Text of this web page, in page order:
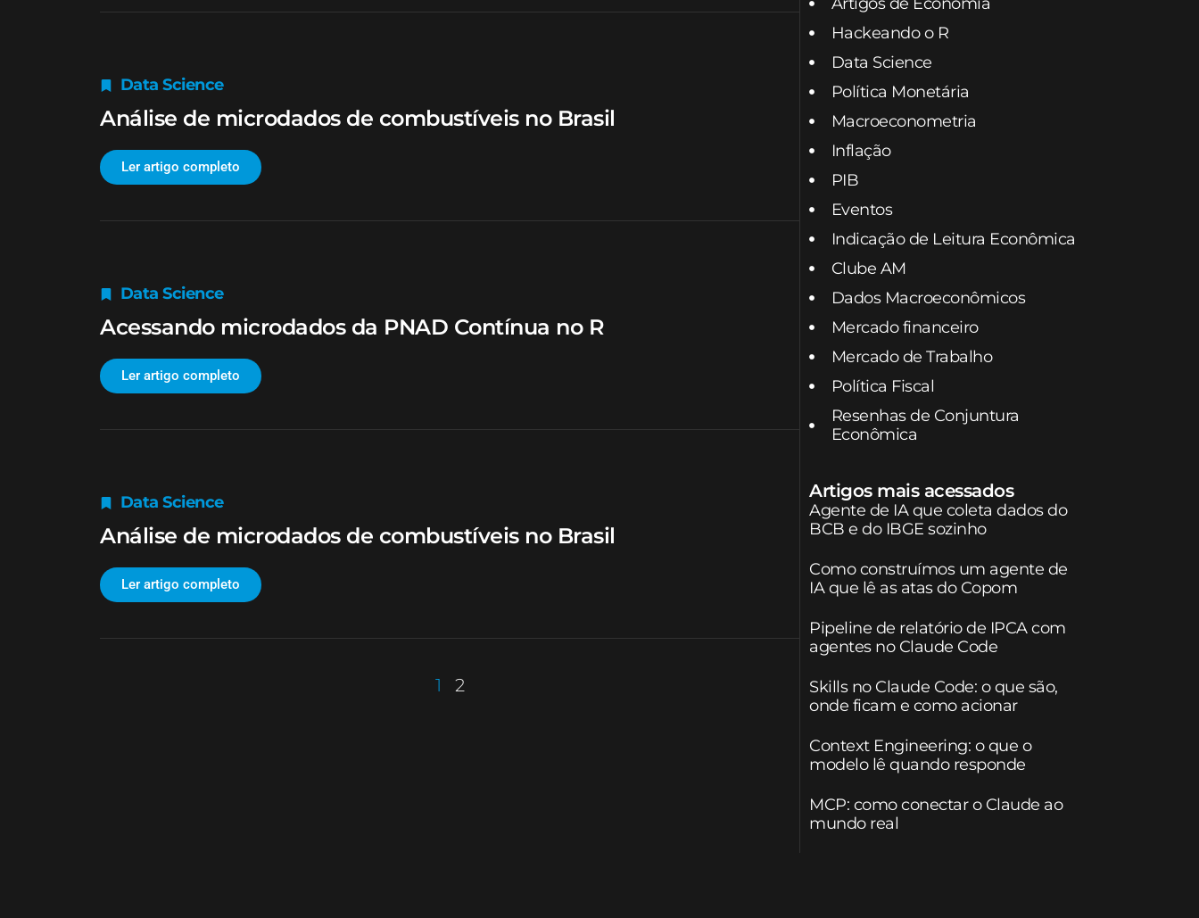
Data Science
Análise de microdados de combustíveis no Brasil
Ler artigo completo
Data Science
Acessando microdados da PNAD Contínua no R
Ler artigo completo
Data Science
Análise de microdados de combustíveis no Brasil
Ler artigo completo
1 2
Hackeando o R
Data Science
Política Monetária
Macroeconometria
Inflação
PIB
Eventos
Indicação de Leitura Econômica
Clube AM
Dados Macroeconômicos
Mercado financeiro
Mercado de Trabalho
Política Fiscal
Resenhas de Conjuntura
Econômica
Artigos mais acessados
Agente de IA que coleta dados do
BCB e do IBGE sozinho
Como construímos um agente de
IA que lê as atas do Copom
Pipeline de relatório de IPCA com
agentes no Claude Code
Skills no Claude Code: o que são,
onde ficam e como acionar
Context Engineering: o que o
modelo lê quando responde
MCP: como conectar o Claude ao
mundo real